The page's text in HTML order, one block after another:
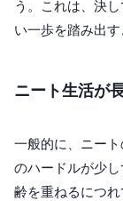
う。これは、決
い一歩を踏み出
ニート生活が
一般的に、ニー
のハードルが少
齢を重ねるにつれ